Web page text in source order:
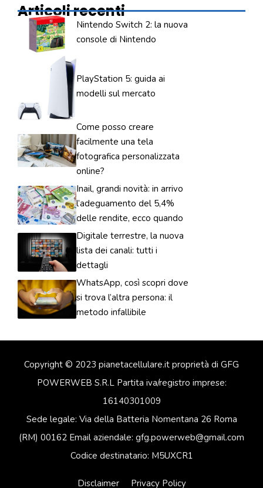
Articoli recenti
Nintendo Switch 2: la nuova
console di Nintendo
PlayStation 5: guida ai
modelli sul mercato
Come posso creare
facilmente una tela
fotografica personalizzata
online?
Inail, grandi novità: in arrivo
l’adeguamento del 5,4%
delle rendite, ecco quando
Digitale terrestre, la nuova
lista dei canali: tutti i
dettagli
WhatsApp, così scopri dove
si trova l’altra persona: il
metodo infallibile
Copyright © 2023 pianetacellulare.it proprietà di GFG
POWERWEB S.R.L Partita iva/registro imprese:
16140301009
Sede legale: Via della Batteria Nomentana 26 Roma
(RM) 00162 Email aziendale: gfg.powerweb@gmail.com
Codice destinatario: M5UXCR1
Disclaimer Privacy Policy